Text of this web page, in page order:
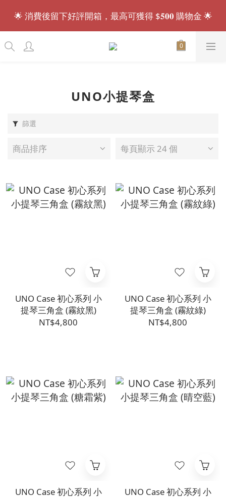
會員招募中.ᐟ.ᐟ 註冊送 $𝟏𝟎𝟎 購物金，現買現折🎁
🌟 消費後留下好評開箱，最高可獲得 $𝟓𝟎𝟎 購物金 🌟
會員招募中.ᐟ.ᐟ 註冊送 $𝟏𝟎𝟎 購物金，現買現折🎁
UNO小提琴盒
篩選
商品排序 每頁顯示 24 個
UNO Case 初心系列 小
提琴三角盒 (霧紋黑)
NT$4,800
UNO Case 初心系列 小
提琴三角盒 (霧紋綠)
NT$4,800
UNO Case 初心系列 小
UNO Case 初心系列 小